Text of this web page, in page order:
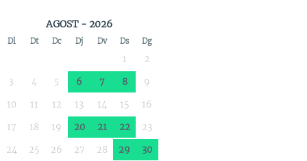
AGOST - 2026
Dl Dt Dc Dj Dv Ds Dg
1 2
3 4 5 6 7 8
9
10
11 12 13 14 15
16
17
18 19 20 21 22
23
24
25 26 27 28 29 30